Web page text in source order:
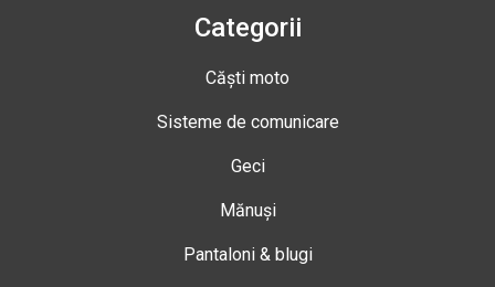
Categorii
Căști moto
Sisteme de comunicare
Geci
Mănuși
Pantaloni & blugi